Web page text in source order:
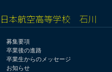
日本航空高等学校 石川
募集要項
卒業後の進路
卒業生からのメッセージ
お知らせ